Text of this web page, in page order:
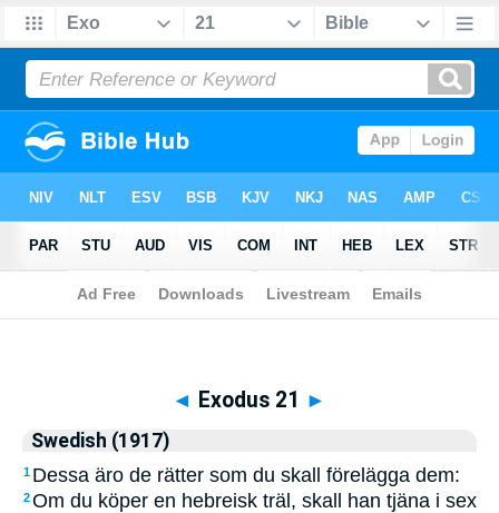
Biblia>Swedish (1917) > Exodus 21
◄ Exodus 21 ►
Swedish (1917)
1 Dessa äro de rätter som du skall förelägga dem:
2Om du köper en hebreisk träl, skall han tjäna i sex